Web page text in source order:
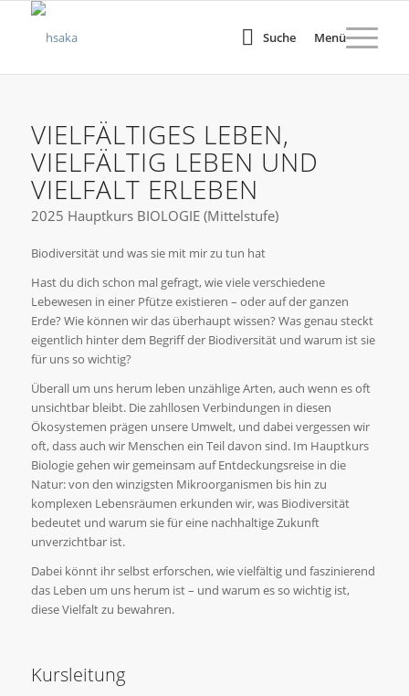
Suche Menü
VIELFÄLTIGES LEBEN,
VIELFÄLTIG LEBEN UND
VIELFALT ERLEBEN
2025 Hauptkurs BIOLOGIE (Mittelstufe)
Biodiversität und was sie mit mir zu tun hat
Hast du dich schon mal gefragt, wie viele verschiedene
Lebewesen in einer Pfütze existieren – oder auf der ganzen
Erde? Wie können wir das überhaupt wissen? Was genau steckt
eigentlich hinter dem Begriff der Biodiversität und warum ist sie
für uns so wichtig?
Überall um uns herum leben unzählige Arten, auch wenn es oft
unsichtbar bleibt. Die zahllosen Verbindungen in diesen
Ökosystemen prägen unsere Umwelt, und dabei vergessen wir
oft, dass auch wir Menschen ein Teil davon sind. Im Hauptkurs
Biologie gehen wir gemeinsam auf Entdeckungsreise in die
Natur: von den winzigsten Mikroorganismen bis hin zu
komplexen Lebensräumen erkunden wir, was Biodiversität
bedeutet und warum sie für eine nachhaltige Zukunft
unverzichtbar ist.
Dabei könnt ihr selbst erforschen, wie vielfältig und faszinierend
das Leben um uns herum ist – und warum es so wichtig ist,
diese Vielfalt zu bewahren.
Kursleitung